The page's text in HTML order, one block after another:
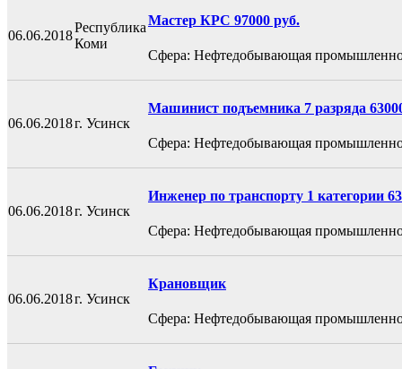
06.06.2018
Республика
Коми
Мастер КРС 97000 руб.
Сфера: Нефтедобывающая
06.06.2018г. Усинск
Машинист подъемника 7 разряда
Сфера: Нефтедобывающая
06.06.2018г. Усинск
Инженер по транспорту 1 категории
Сфера: Нефтедобывающая
06.06.2018г. Усинск
Крановщик
Сфера: Нефтедобывающая